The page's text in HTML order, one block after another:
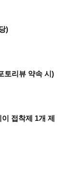
)
토리뷰 약속 시)
이 접착제 1개 제